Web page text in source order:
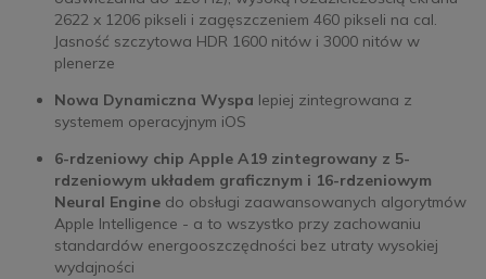
2622 x 1206 pikseli i zagęszczeniem 460 pikseli na cal.
Jasność szczytowa HDR 1600 nitów i 3000 nitów w
plenerze
Nowa Dynamiczna Wyspa lepiej zintegrowana z
systemem operacyjnym iOS
6-rdzeniowy chip Apple A19 zintegrowany z 5-
rdzeniowym układem graficznym i 16-rdzeniowym
Neural Enginedo obsługi zaawansowanych algorytmów
Apple Intelligence - a to wszystko przy zachowaniu
standardów energooszczędności bez utraty wysokiej
wydajności